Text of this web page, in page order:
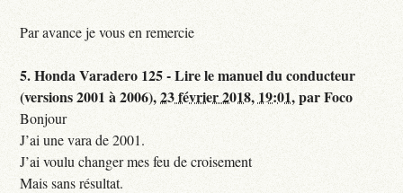
Par avance je vous en remercie
5.Honda Varadero 125 - Lire le manuel du conducteur
(versions 2001 à 2006),23 février 2018, 19:01,parFoco
Bonjour
J’ai une vara de 2001.
J’ai voulu changer mes feu de croisement
Mais sans résultat.